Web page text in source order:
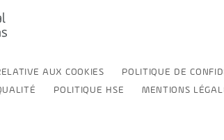
AUX COOKIES
POLITIQUE DE
POLITIQUE HSE MENTIONS